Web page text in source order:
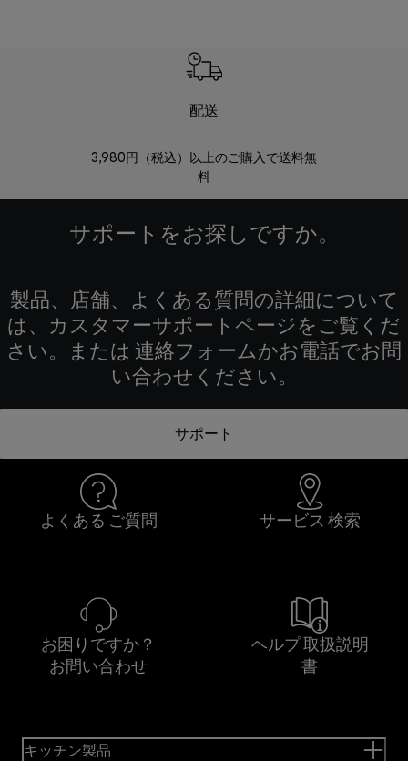
配送
3,980円（税込）以上のご購入で送料無
料
サポートをお探しですか。
製品、店舗、よくある質問の詳細について
は、カスタマーサポートページをご覧くだ
さい。または 連絡フォームかお電話でお問
い合わせください。
サポート
よくある ご質問 サービス 検索
お困りですか？
お問い合わせ
ヘルプ 取扱説明
書
キッチン製品